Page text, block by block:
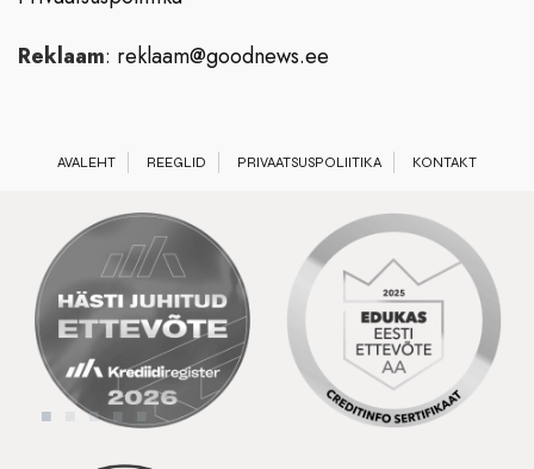
Reklaam: reklaam@goodnews.ee
AVALEHT REEGLID PRIVAATSUSPOLIITIKA KONTAKT